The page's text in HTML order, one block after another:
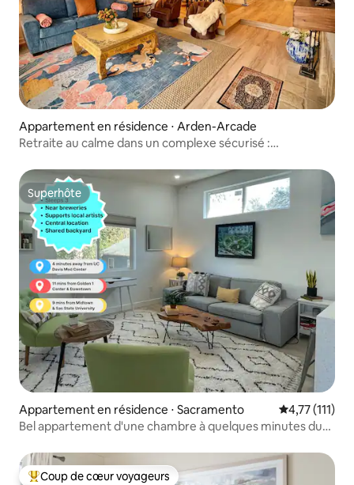
Appartement en résidence ⋅ Arden-Arcade
Retraite au calme dans un complexe sécurisé :
Superhôte
Superhôte
Appartement en résidence ⋅ Sacramento Évaluation
4,77 (111)
Bel appartement d'une chambre à quelques minutes du
Coup de cœur voyageurs